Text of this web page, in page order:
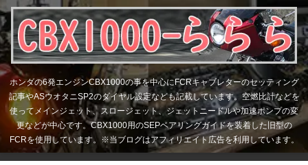
ホンダの6発エンジンCBX1000の事を中心にFCRキャブレターのセッティング
記事やASウオタニSP2のダイヤル設定なども記載しています。空燃比計などを
使ってメインジェット、スロージェット、ジェットニードルや加速ポンプの変
更などが中心です。CBX1000用のSEPベアリングガイドを装着した旧型の
FCRを使用しています。※当ブログはアフィリエイト広告を利用しています。